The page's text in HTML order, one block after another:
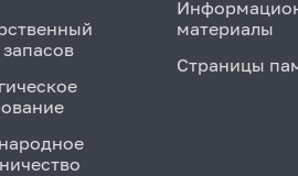
материалы
Страницы